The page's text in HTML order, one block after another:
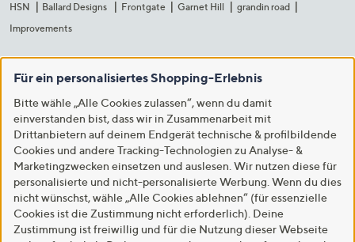
HSN
Ballard Designs Frontgate Garnet Hill
grandin road
Improvements
Für ein personalisiertes Shopping-Erlebnis
Bitte wähle „Alle Cookies zulassen“, wenn du damit
einverstanden bist, dass wir in Zusammenarbeit mit
Drittanbietern auf deinem Endgerät technische & profilbildende
Cookies und andere Tracking-Technologien zu Analyse- &
Marketingzwecken einsetzen und auslesen. Wir nutzen diese für
personalisierte und nicht-personalisierte Werbung. Wenn du dies
nicht wünschst, wähle „Alle Cookies ablehnen“ (für essenzielle
Cookies ist die Zustimmung nicht erforderlich). Deine
Zustimmung ist freiwillig und für die Nutzung dieser Webseite